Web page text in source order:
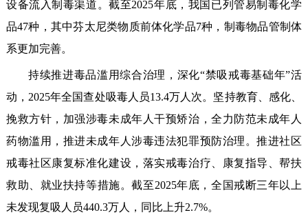
设备流入制毒渠道。截至2025年底，我国已列管易制毒化学
品47种，其中芬太尼类物质前体化学品7种，制毒物品管制体
系更加完善。
持续推进毒品滥用综合治理，深化“禁吸戒毒基础年”活
动，2025年全国查处吸毒人员13.4万人次。坚持教育、感化、
挽救方针，加强涉毒未成年人干预矫治，全力防范未成年人
药物滥用，推进未成年人涉毒违法犯罪预防治理。推进社区
戒毒社区康复标准化建设，落实戒毒治疗、康复指导、帮扶
救助、就业扶持等措施。截至2025年底，全国戒断三年以上
未发现复吸人员440.3万人，同比上升2.7%。